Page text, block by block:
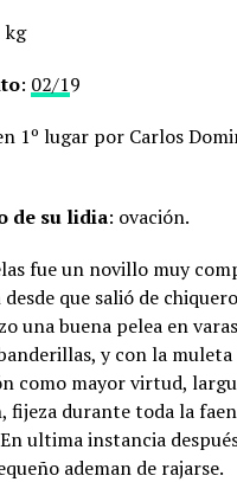
kg
: 02/19
1º lugar por Carlos
de su lidia: ovación.
fue un novillo muy
desde que salió de
una buena pelea en
y con la
como mayor virtud,
fijeza durante toda la
ultima instancia
ademan de rajarse.